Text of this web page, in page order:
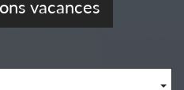
vacances